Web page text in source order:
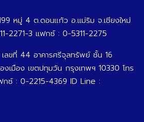
หมู่ 4 ต.ดอนแก้ว อ.แม่ริม จ.เชียงใหม่
2271-3 แฟกซ์ : 0-5311-2275
ลขที่ 44 อาคารศรีจุลทรัพย์ ชั้น 16
งเมือง เขตปทุมวัน กรุงเทพฯ 10330 โทร
ซ์ : 0-2215-4369 ID Line :